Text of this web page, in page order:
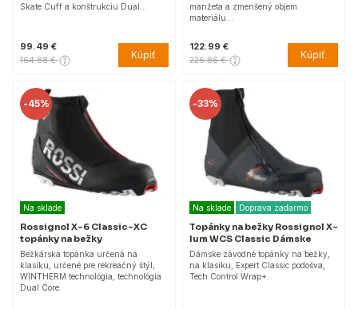
Skate Cuff a konštrukciu Dual…
99.49 €
164.88 € Kúpiť
manžeta a zmenšený objem
materiálu…
122.99 €
226.86 € Kúpiť
-45%
Na sklade
Rossignol X-6 Classic-XC
topánky na bežky
Bežkárska topánka určená na
klasiku, určené pre rekreačný štýl,
WINTHERM technológia, technológia
Dual Core.
-33%
Na sklade Doprava zadarmo
Topánky na bežky Rossignol X-
Ium WCS Classic Dámske
Dámske závodné topánky na bežky,
na klasiku, Expert Classic podošva,
Tech Control Wrap+.